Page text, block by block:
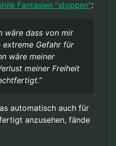
diese extremste Maßnahme
Wahrscheinlichkeit zu
wären
psychologische
oder die oben erwähnte
was auch immer das sein
Dazu müssten
wissen auch nicht erbringbar,
Diskussion rein
Fantasien "stoppen":
wäre dass von mir
extreme Gefahr für
wäre meiner
meiner Freiheit
automatisch auch für
anzusehen, fände